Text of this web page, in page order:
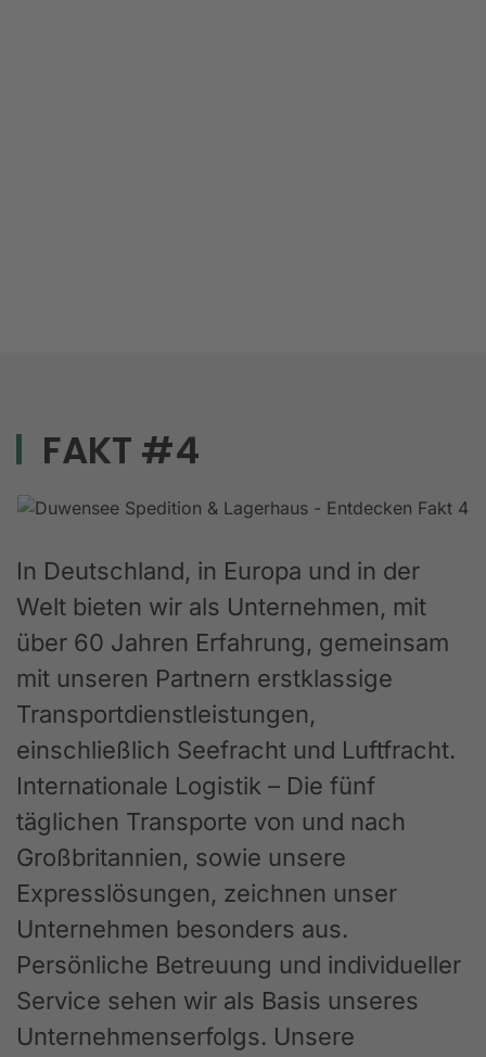
FAKT #4
In Deutschland, in Europa und in der
Welt bieten wir als Unternehmen, mit
über 60 Jahren Erfahrung, gemeinsam
mit unseren Partnern erstklassige
Transportdienstleistungen,
einschließlich Seefracht und Luftfracht.
Internationale Logistik – Die fünf
täglichen Transporte von und nach
Großbritannien, sowie unsere
Expresslösungen, zeichnen unser
Unternehmen besonders aus.
Persönliche Betreuung und individueller
Service sehen wir als Basis unseres
Unternehmenserfolgs. Unsere